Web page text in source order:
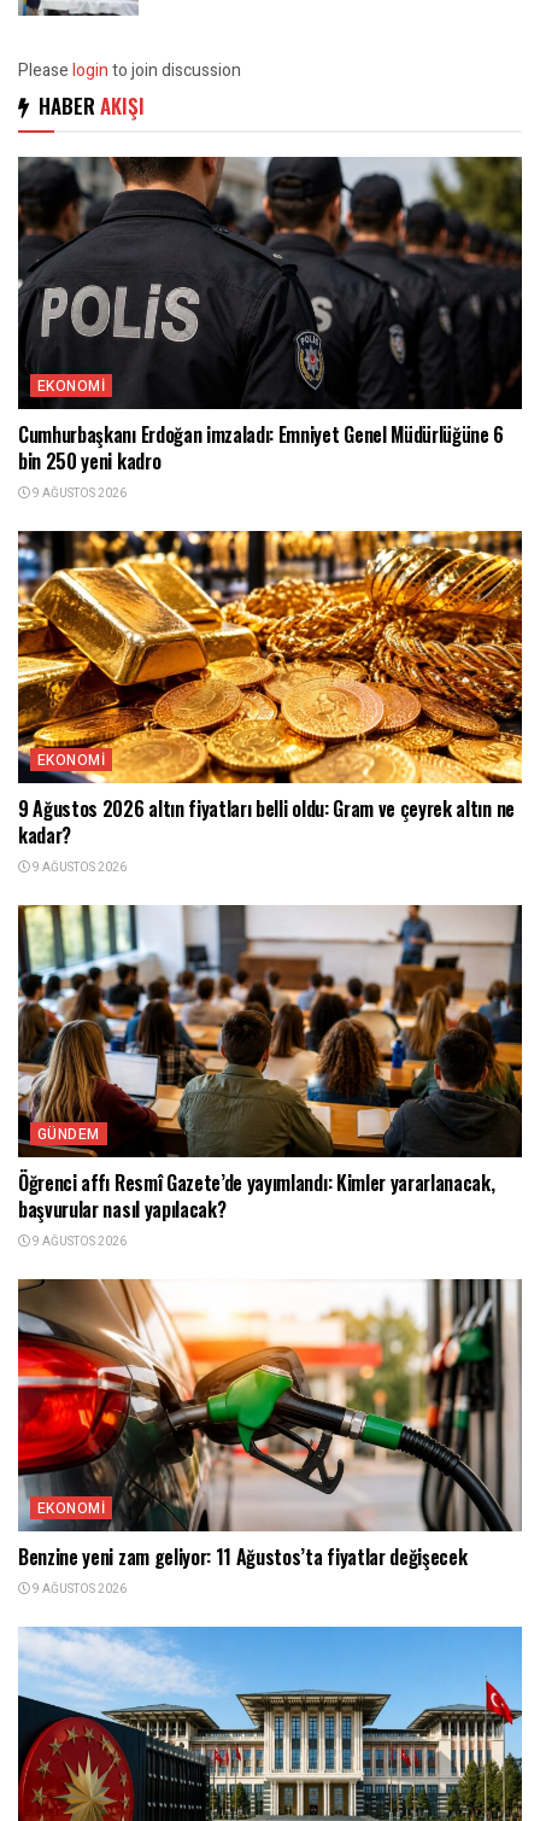
Pleaseloginto join discussion
HABER AKIŞI
EKONOMI
Cumhurbaşkanı Erdoğan imzaladı: Emniyet Genel Müdürlüğüne 6
bin 250 yeni kadro
9 AĞUSTOS 2026
EKONOMI
9 Ağustos 2026 altın fiyatları belli oldu: Gram ve çeyrek altın ne
kadar?
9 AĞUSTOS 2026
GÜNDEM
Öğrenci affı Resmî Gazete’de yayımlandı: Kimler yararlanacak,
başvurular nasıl yapılacak?
9 AĞUSTOS 2026
EKONOMI
Benzine yeni zam geliyor: 11 Ağustos’ta fiyatlar değişecek
9 AĞUSTOS 2026